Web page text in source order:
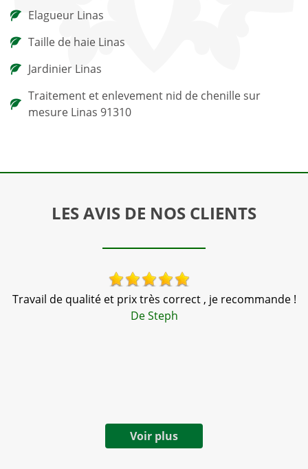
Elagueur Linas
Taille de haie Linas
Jardinier Linas
Traitement et enlevement nid de chenille sur
mesure Linas 91310
LES AVIS DE NOS CLIENTS
Travail de qualité et prix très correct , je recommande !
De Steph
Voir plus